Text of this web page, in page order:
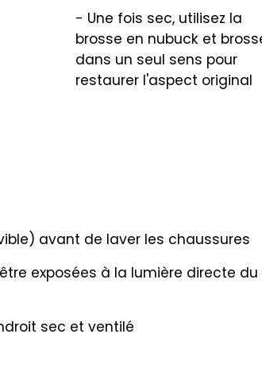
- Une fois sec, utilisez la
brosse en nubuck et
dans un seul sens pour
restaurer l'aspect original
avant de laver les chaussures
exposées à la lumière directe
sec et ventilé